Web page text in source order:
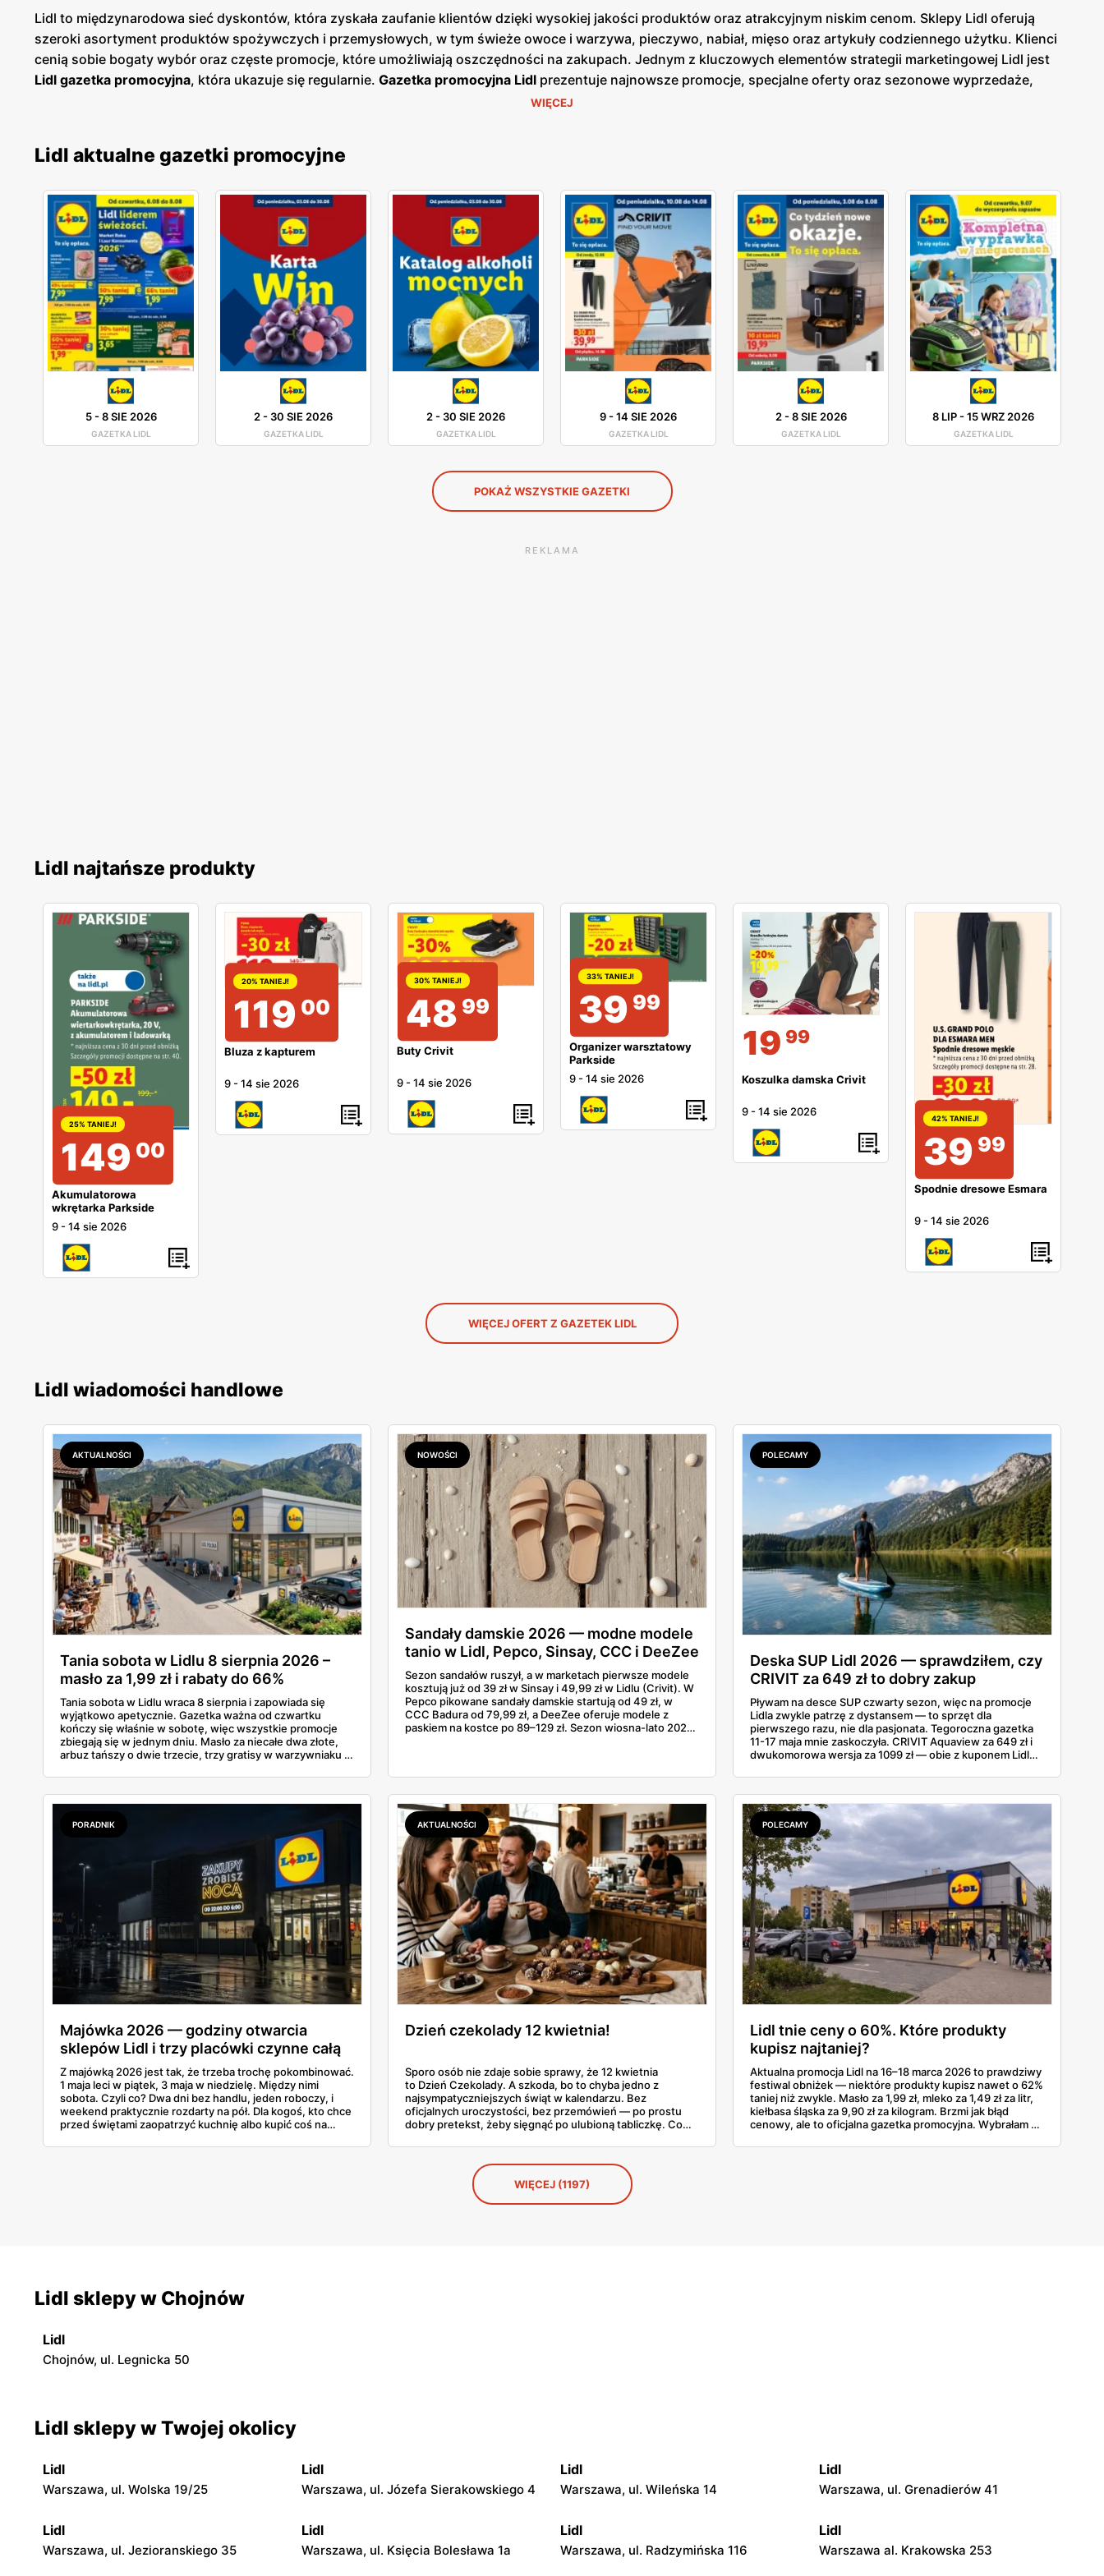
Lidl to międzynarodowa sieć dyskontów, która zyskała zaufanie klientów dzięki wysokiej jakości produktów oraz atrakcyjnym niskim cenom. Sklepy Lidl oferują
szeroki asortyment produktów spożywczych i przemysłowych, w tym świeże owoce i warzywa, pieczywo, nabiał, mięso oraz artykuły codziennego użytku. Klienci
cenią sobie bogaty wybór oraz częste promocje, które umożliwiają oszczędności na zakupach. Jednym z kluczowych elementów strategii marketingowej Lidl jest
Lidl gazetka promocyjna, która ukazuje się regularnie. Gazetka promocyjna Lidl prezentuje najnowsze promocje, specjalne oferty oraz sezonowe wyprzedaże,
dzięki czemu klienci mogą planować swoje zakupy i korzystać z wyjątkowych okazji cenowych.
klientów. Firma kładzie duży nacisk na jakość obsługi oraz świeżość oferowanych produktów, oferując bogaty wybór produktów od lokalnych dostawców. Dzięki
zarówno popularne marki, jak i produkty własne, które są dostępne w atrakcyjnych niskich cenach. Sieć stawia na innowacyjność i ciągłe udoskonalanie swojej
oferty, aby sprostać oczekiwaniom klientów poszukujących świeżych i wysokiej jakości produktów spożywczych oraz przemysłowych.
WIĘCEJ
Lidl aktualne gazetki promocyjne
5-8 SIE 2026
GAZETKA LIDL
2- 30 SIE 2026
GAZETKA LIDL
2- 30 SIE 2026
GAZETKA LIDL
9-14 SIE 2026
GAZETKA LIDL
2-8 SIE 2026
GAZETKA LIDL
8 LIP-15 WRZ 2026
GAZETKA LIDL
POKAŻ WSZYSTKIE GAZETKI
REKLAMA
Lidl najtańsze produkty
25% TANIEJ!
149 00
Akumulatorowa
wkrętarka Parkside
9 -14 sie 2026
20% TANIEJ!
119 00
Bluza z kapturem
9 -14 sie 2026
30% TANIEJ!
48 99
Buty Crivit
9 -14 sie 2026
33% TANIEJ!
39 99
Organizer warsztatowy
Parkside
9 -14 sie 2026
19 99
Koszulka damska Crivit
9 -14 sie 2026
42% TANIEJ!
39 99
Spodnie dresowe Esmara
9 -14 sie 2026
WIĘCEJ OFERT Z GAZETEK LIDL
Lidl wiadomości handlowe
AKTUALNOŚCI
Tania sobota w Lidlu 8 sierpnia 2026 –
masło za 1,99 zł i rabaty do 66%
Tania sobota w Lidlu wraca 8 sierpnia i zapowiada się
wyjątkowo apetycznie. Gazetka ważna od czwartku
kończy się właśnie w sobotę, więc wszystkie promocje
zbiegają się w jednym dniu. Masło za niecałe dwa złote,
arbuz tańszy o dwie trzecie, trzy gratisy w warzywniaku i
całą sobotnią gazetkę Lidla strona po stronie i wybrałam
to, co naprawdę się opłaca.
NOWOŚCI
Sandały damskie 2026 — modne modele
tanio w Lidl, Pepco, Sinsay, CCC i DeeZee
od 39 zł
Sezon sandałów ruszył, a w marketach pierwsze modele
kosztują już od 39 zł w Sinsay i 49,99 zł w Lidlu (Crivit). W
Pepco pikowane sandały damskie startują od 49 zł, w
CCC Badura od 79,99 zł, a DeeZee oferuje modele z
paskiem na kostce po 89–129 zł. Sezon wiosna-lato 2026
wakacje
POLECAMY
Deska SUP Lidl 2026 — sprawdziłem, czy
CRIVIT za 649 zł to dobry zakup
Pływam na desce SUP czwarty sezon, więc na promocje
Lidla zwykle patrzę z dystansem — to sprzęt dla
pierwszego razu, nie dla pasjonata. Tegoroczna gazetka
11-17 maja mnie zaskoczyła. CRIVIT Aquaview za 649 zł i
dwukomorowa wersja za 1099 zł — obie z kuponem Lidl
nośność, a do tego, jak wypadają wobec tańszych modeli
z Decathlonu.
PORADNIK
Majówka 2026 — godziny otwarcia
sklepów Lidl i trzy placówki czynne całą
dobę
Z majówką 2026 jest tak, że trzeba trochę pokombinować.
1 maja leci w piątek, 3 maja w niedzielę. Między nimi
sobota. Czyli co? Dwa dni bez handlu, jeden roboczy, i
weekend praktycznie rozdarty na pół. Dla kogoś, kto chce
przed świętami zaopatrzyć kuchnię albo kupić coś na
harmonogram puścił w świat, więc można to sobie
AKTUALNOŚCI
Dzień czekolady 12 kwietnia!
Sporo osób nie zdaje sobie sprawy, że 12 kwietnia
to Dzień Czekolady. A szkoda, bo to chyba jedno z
najsympatyczniejszych świąt w kalendarzu. Bez
oficjalnych uroczystości, bez przemówień — po prostu
dobry pretekst, żeby sięgnąć po ulubioną tabliczkę. Co
i szuka czegoś ciekawszego niż standardowa czekolada z
kiosku. No i trudno się dziwić.
POLECAMY
Lidl tnie ceny o 60%. Które produkty
kupisz najtaniej?
Aktualna promocja Lidl na 16–18 marca 2026 to prawdziwy
festiwal obniżek — niektóre produkty kupisz nawet o 62%
taniej niż zwykle. Masło za 1,99 zł, mleko za 1,49 zł za litr,
kiełbasa śląska za 9,90 zł za kilogram. Brzmi jak błąd
cenowy, ale to oficjalna gazetka promocyjna. Wybrałam z
właśnie na nie warto polować — szczególnie teraz, trzy
WIĘCEJ (1197)
Lidl sklepy w Chojnów
Lidl
Chojnów, ul. Legnicka 50
Lidl sklepy w Twojej okolicy
Lidl
Warszawa, ul. Wolska 19/25
Lidl
Warszawa, ul. Józefa Sierakowskiego 4
Lidl
Warszawa, ul. Wileńska 14
Lidl
Warszawa, ul. Grenadierów 41
Lidl
Warszawa, ul. Jezioranskiego 35
Lidl
Warszawa, ul. Księcia Bolesława 1a
Lidl
Warszawa, ul. Radzymińska 116
Lidl
Warszawa al. Krakowska 253